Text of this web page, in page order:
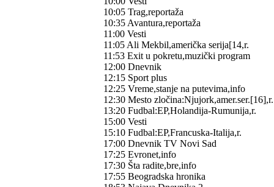
10:05 Trag,reportaža
10:35 Avantura,reportaža
11:00 Vesti
11:05 Ali Mekbil,američka serija[14,r.
11:53 Exit u pokretu,muzički program
12:00 Dnevnik
12:15 Sport plus
12:25 Vreme,stanje na putevima,info
12:30 Mesto zločina:Njujork,amer.ser.[16],r.
13:20 Fudbal:EP,Holandija-Rumunija,r.
15:00 Vesti
15:10 Fudbal:EP,Francuska-Italija,r.
17:00 Dnevnik TV Novi Sad
17:25 Evronet,info
17:30 Šta radite,bre,info
17:55 Beogradska hronika